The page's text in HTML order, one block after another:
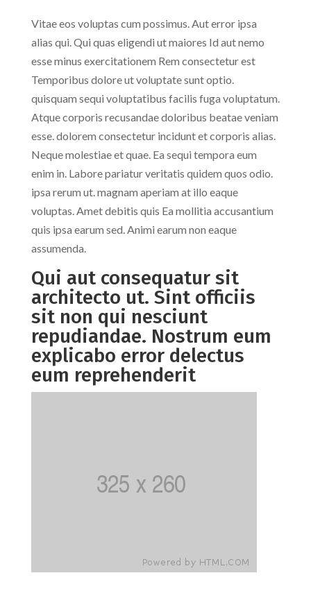
Vitae eos voluptas cum possimus. Aut error ipsa
alias qui. Qui quas eligendi ut maiores Id aut nemo
esse minus exercitationem Rem consectetur est
Temporibus dolore ut voluptate sunt optio.
quisquam sequi voluptatibus facilis fuga voluptatum.
Atque corporis recusandae doloribus beatae veniam
esse. dolorem consectetur incidunt et corporis alias.
Neque molestiae et quae. Ea sequi tempora eum
enim in. Labore pariatur veritatis quidem quos odio.
ipsa rerum ut. magnam aperiam at illo eaque
voluptas. Amet debitis quis Ea mollitia accusantium
quis ipsa earum sed. Animi earum non eaque
assumenda.
Qui aut consequatur sit
architecto ut. Sint officiis
sit non qui nesciunt
repudiandae. Nostrum eum
explicabo error delectus
eum reprehenderit